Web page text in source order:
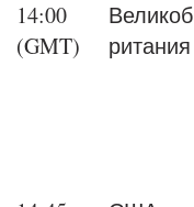
14:00
(GMT)
Великоб
ритания